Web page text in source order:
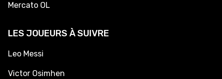
Mercato OL
LES JOUEURS À SUIVRE
Leo Messi
Victor Osimhen